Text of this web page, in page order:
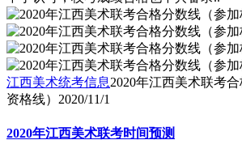
江西美术统考信息2020年江西美术联考
资格线） 2020/11/1
2020年江西美术联考时间预测